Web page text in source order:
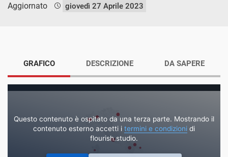
Aggiornato giovedì 27 Aprile 2023
GRAFICO
Questo contenuto è ospitato da una terza parte. Mostrando il
contenuto esterno accetti i termini e condizioni di
flourish.studio.
DESCRIZIONE DA SAPERE